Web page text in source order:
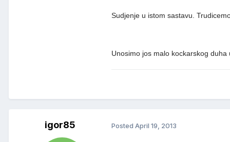
Sudjenje u istom sastavu.
Unosimo jos malo kockarskog
igor85 Posted April 19, 2013